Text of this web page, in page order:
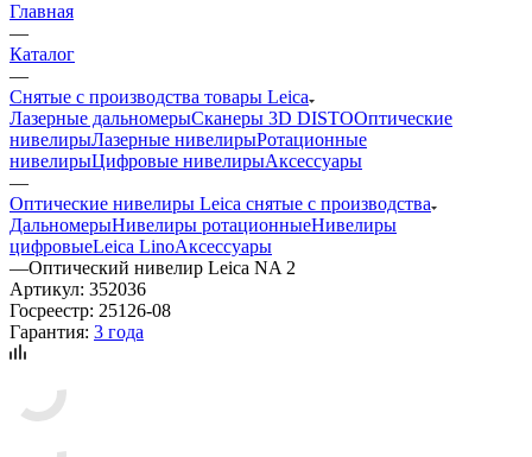
Главная
—
Каталог
—
Снятые с производства товары Leica
Лазерные дальномерыСканеры 3D DISTOОптические
нивелирыЛазерные нивелирыРотационные
нивелирыЦифровые нивелирыАксессуары
—
Оптические нивелиры Leica снятые с производства
ДальномерыНивелиры ротационныеНивелиры
цифровыеLeica LinoАксессуары
—Оптический нивелир Leica NA 2
Артикул: 352036
Госреестр: 25126-08
Гарантия: 3 года